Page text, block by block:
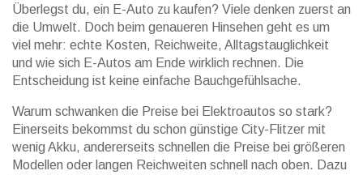
Überlegst du, ein E-Auto zu kaufen? Viele denken zuerst an
die Umwelt. Doch beim genaueren Hinsehen geht es um
viel mehr: echte Kosten, Reichweite, Alltagstauglichkeit
und wie sich E-Autos am Ende wirklich rechnen. Die
Entscheidung ist keine einfache Bauchgefühlsache.
Warum schwanken die Preise bei Elektroautos so stark?
Einerseits bekommst du schon günstige City-Flitzer mit
wenig Akku, andererseits schnellen die Preise bei größeren
Modellen oder langen Reichweiten schnell nach oben. Dazu